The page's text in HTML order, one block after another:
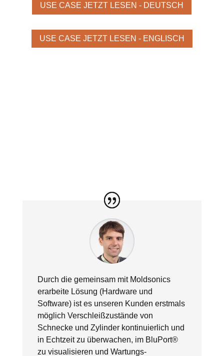
USE CASE JETZT LESEN - DEUTSCH
USE CASE JETZT LESEN - ENGLISCH
Durch die gemeinsam mit Moldsonics
erarbeite Lösung (Hardware und
Software) ist es unseren Kunden erstmals
möglich Verschleißzustände von
Schnecke und Zylinder kontinuierlich und
in Echtzeit zu überwachen, im BluPort®
zu visualisieren und Wartungs-